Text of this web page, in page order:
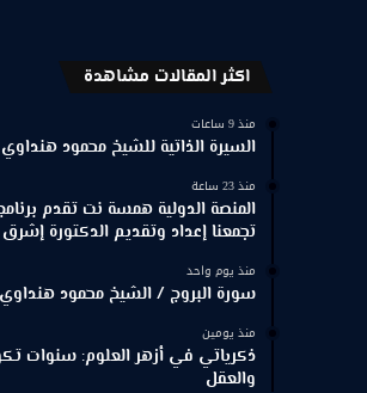
اكثر المقالات مشاهدة
منذ 9 ساعات
السيرة الذاتية للشيخ محمود هنداوي
منذ 23 ساعة
المنصة الدولية همسة نت تقدم برنامج
تجمعنا إعداد وتقديم الدكتورة
منذ يوم واحد
سورة البروج / الشيخ محمود
منذ يومين
ذكرياتي في أزهر العلوم: سنوات
والعقل